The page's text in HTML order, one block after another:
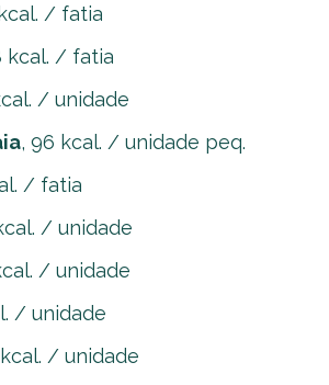
/ fatia
kcal. / fatia
/ unidade
, 96 kcal. / unidade peq.
/ fatia
/ unidade
/ unidade
/ unidade
/ unidade